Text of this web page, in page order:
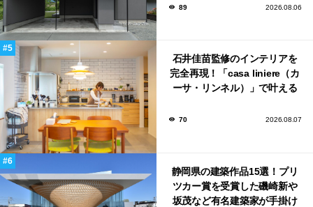
89 2026.08.06
石井佳苗監修のインテリアを
完全再現！「casa liniere（カ
ーサ・リンネル）」で叶える
70 2026.08.07
静岡県の建築作品15選！プリ
ツカー賞を受賞した磯崎新や
坂茂など有名建築家が手掛け